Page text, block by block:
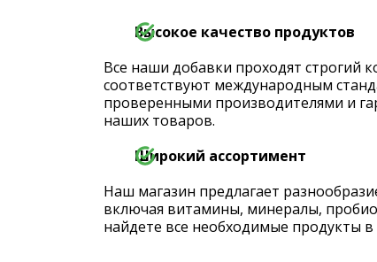
Высокое качество продуктов
Все наши добавки проходят строгий
соответствуют международным
проверенными производителями и
наших товаров.
Широкий ассортимент
Наш магазин предлагает
включая витамины, минералы,
найдете все необходимые продукты